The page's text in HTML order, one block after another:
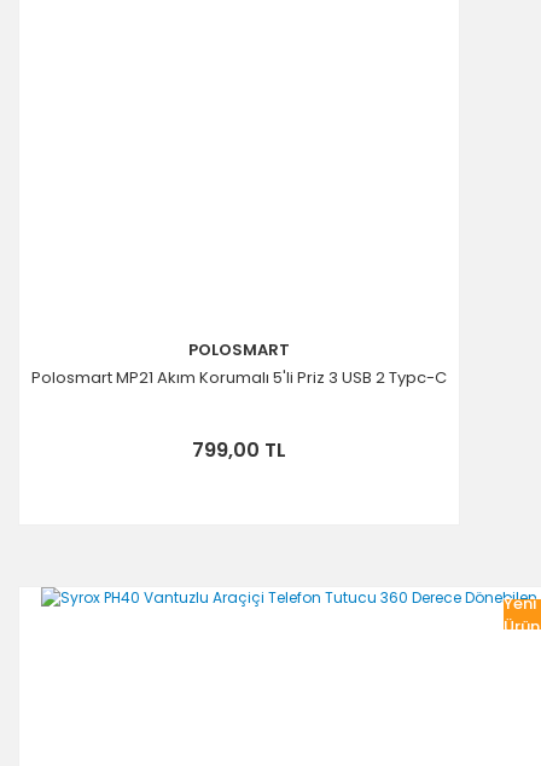
POLOSMART
Polosmart MP21 Akım Korumalı 5'li Priz 3 USB 2 Typc-C
799,00 TL
Yeni
Ürün